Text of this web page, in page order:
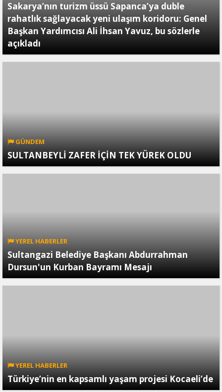
Sakarya’nın turizm üssü Sapanca’ya duble
rahatlık sağlayacak yeni ulaşım koridoru: Genel
Başkan Yardımcısı Ali İhsan Yavuz, bu sözlerle
açıkladı
GÜNDEM
SULTANBEYLİ ZAFER İÇİN TEK YÜREK OLDU
YEREL HABERLER
Sultangazi Belediye Başkanı Abdurrahman
Dursun'un Kurban Bayramı Mesajı
YEREL HABERLER
Türkiye’nin en kapsamlı yaşam projesi Kocaeli’de